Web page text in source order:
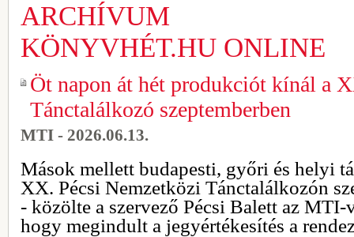
ARCHÍVUM
KÖNYVHÉT.HU ONLINE
Öt napon át hét produkciót kínál a
Tánctalálkozó szeptemberben
MTI - 2026.06.13.
Mások mellett budapesti, győri és helyi
XX. Pécsi Nemzetközi Tánctalálkozón
- közölte a szervező Pécsi Balett az
hogy megindult a jegyértékesítés a